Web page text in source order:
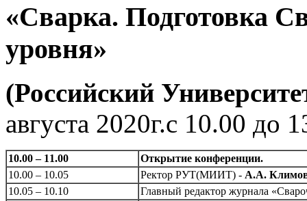
«Сварка. Подготовка
уровня»
(Российский
августа 2020г.с 10.00 до
10.00 – 11.00
Открытие конференции.
10.00 – 10.05
Ректор РУТ(МИИТ) - А.А.
10.05 – 10.10
Главный редактор журнала